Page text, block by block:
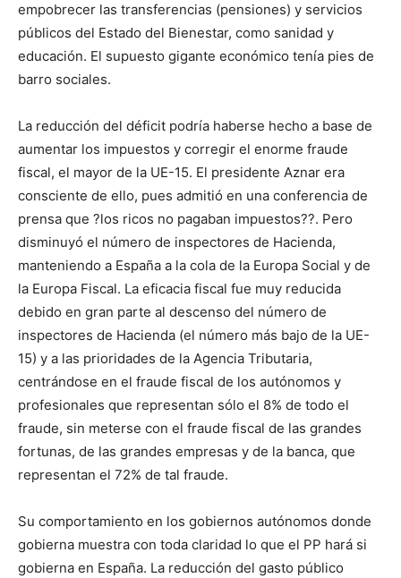
empobrecer las transferencias (pensiones) y servicios
públicos del Estado del Bienestar, como sanidad y
educación. El supuesto gigante económico tenía pies de
barro sociales.
La reducción del déficit podría haberse hecho a base de
aumentar los impuestos y corregir el enorme fraude
fiscal, el mayor de la UE-15. El presidente Aznar era
consciente de ello, pues admitió en una conferencia de
prensa que ?los ricos no pagaban impuestos??. Pero
disminuyó el número de inspectores de Hacienda,
manteniendo a España a la cola de la Europa Social y de
la Europa Fiscal. La eficacia fiscal fue muy reducida
debido en gran parte al descenso del número de
inspectores de Hacienda (el número más bajo de la UE-
15) y a las prioridades de la Agencia Tributaria,
centrándose en el fraude fiscal de los autónomos y
profesionales que representan sólo el 8% de todo el
fraude, sin meterse con el fraude fiscal de las grandes
fortunas, de las grandes empresas y de la banca, que
representan el 72% de tal fraude.
Su comportamiento en los gobiernos autónomos donde
gobierna muestra con toda claridad lo que el PP hará si
gobierna en España. La reducción del gasto público